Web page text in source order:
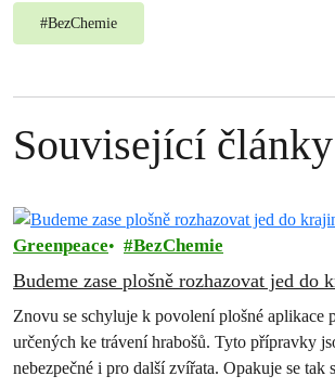
#BezChemie
Související články
Greenpeace BezChemie
Budeme zase plošně rozhazovat jed do
Znovu se schyluje k povolení plošné aplikace
určených ke trávení hrabošů. Tyto přípravky
nebezpečné i pro další zvířata. Opakuje se